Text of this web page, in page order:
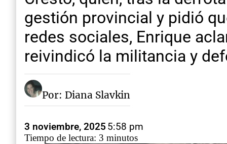
gestión provincial y pidió
redes sociales, Enrique
reivindicó la militancia y
Por: Diana Slavkin
3 noviembre, 2025 5:58 pm
Tiempo de lectura: 3 minutos